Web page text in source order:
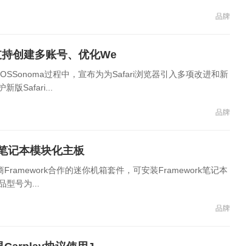
品牌
创建多账号、优化We
过程中，宣布为为Safari浏览器引入多项改进和新
版Safari...
品牌
记本模块化主板
Framework合作的迷你机箱套件，可安装Framework笔记本
型号为...
品牌